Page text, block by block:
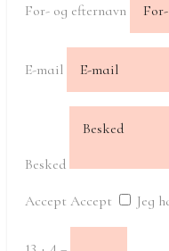
For- og efternavn
E-mail
Besked
Accept Accept Jeg